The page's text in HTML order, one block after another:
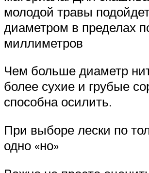
молодой травы
диаметром в пределах
миллиметров
Чем больше диаметр
более сухие и грубые
способна осилить.
При выборе лески по
одно «но»